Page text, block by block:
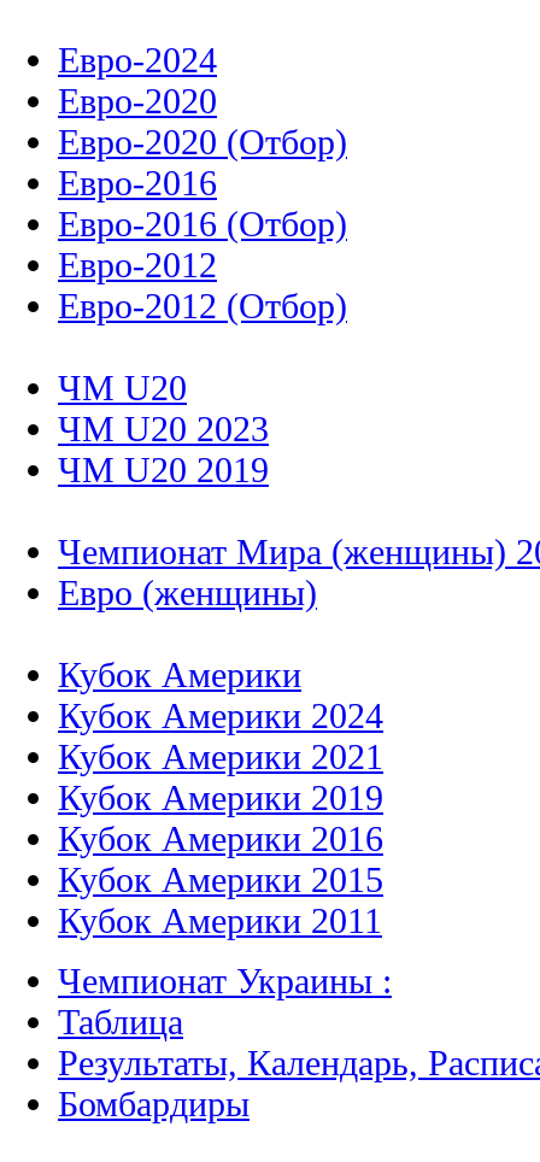
Евро-2024
Евро-2020
Евро-2020 (Отбор)
Евро-2016
Евро-2016 (Отбор)
Евро-2012
Евро-2012 (Отбор)
ЧМ U20
ЧМ U20 2023
ЧМ U20 2019
Чемпионат Мира (женщины)
Евро (женщины)
Кубок Америки
Кубок Америки 2024
Кубок Америки 2021
Кубок Америки 2019
Кубок Америки 2016
Кубок Америки 2015
Кубок Америки 2011
Чемпионат Украины :
Таблица
Результаты, Календарь,
Бомбардиры